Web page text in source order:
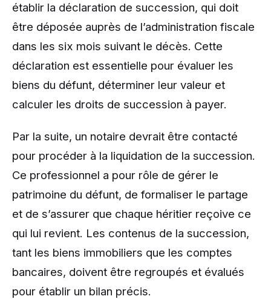
établir la déclaration de succession, qui doit
être déposée auprès de l’administration fiscale
dans les six mois suivant le décès. Cette
déclaration est essentielle pour évaluer les
biens du défunt, déterminer leur valeur et
calculer les droits de succession à payer.
Par la suite, un notaire devrait être contacté
pour procéder à la liquidation de la succession.
Ce professionnel a pour rôle de gérer le
patrimoine du défunt, de formaliser le partage
et de s’assurer que chaque héritier reçoive ce
qui lui revient. Les contenus de la succession,
tant les biens immobiliers que les comptes
bancaires, doivent être regroupés et évalués
pour établir un bilan précis.